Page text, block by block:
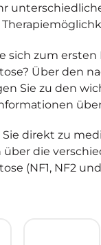
sich zum ersten
Über den
Sie zu den
direkt zu
die
(NF1, NF2